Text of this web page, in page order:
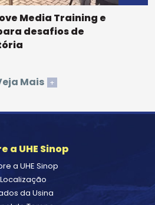
Media Training e
desafios de
Mais +
a UHE Sinop
a UHE Sinop
Localização
da Usina